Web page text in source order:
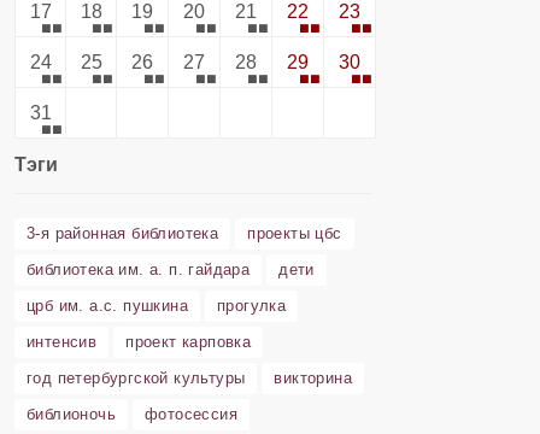
17 18 19 20 21 22 23
24 25 26 27 28 29 30
31
Тэги
3-я районная библиотека
проекты цбс
библиотека им. а. п. гайдара
дети
црб им. а.с. пушкина
прогулка
интенсив
проект карповка
год петербургской культуры
викторина
библионочь
фотосессия